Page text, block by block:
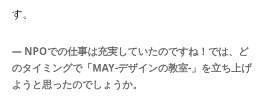
す。
― NPOでの仕事は充実していたのですね！では、ど
のタイミングで「MAY-デザインの教室-」を立ち上げ
ようと思ったのでしょうか。